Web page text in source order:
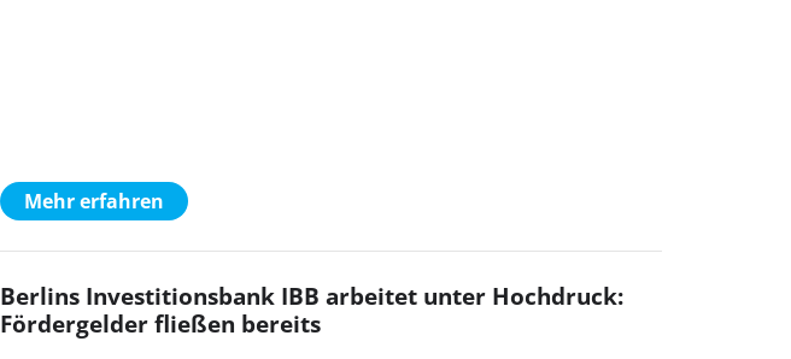
Mehr erfahren
Berlins Investitionsbank IBB arbeitet unter Hochdruck:
Fördergelder fließen bereits